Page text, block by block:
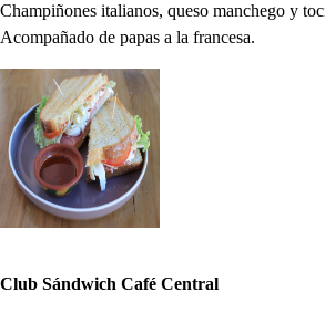
Champiñones italianos, queso manchego y
Acompañado de papas a la francesa.
Club Sándwich Café Central